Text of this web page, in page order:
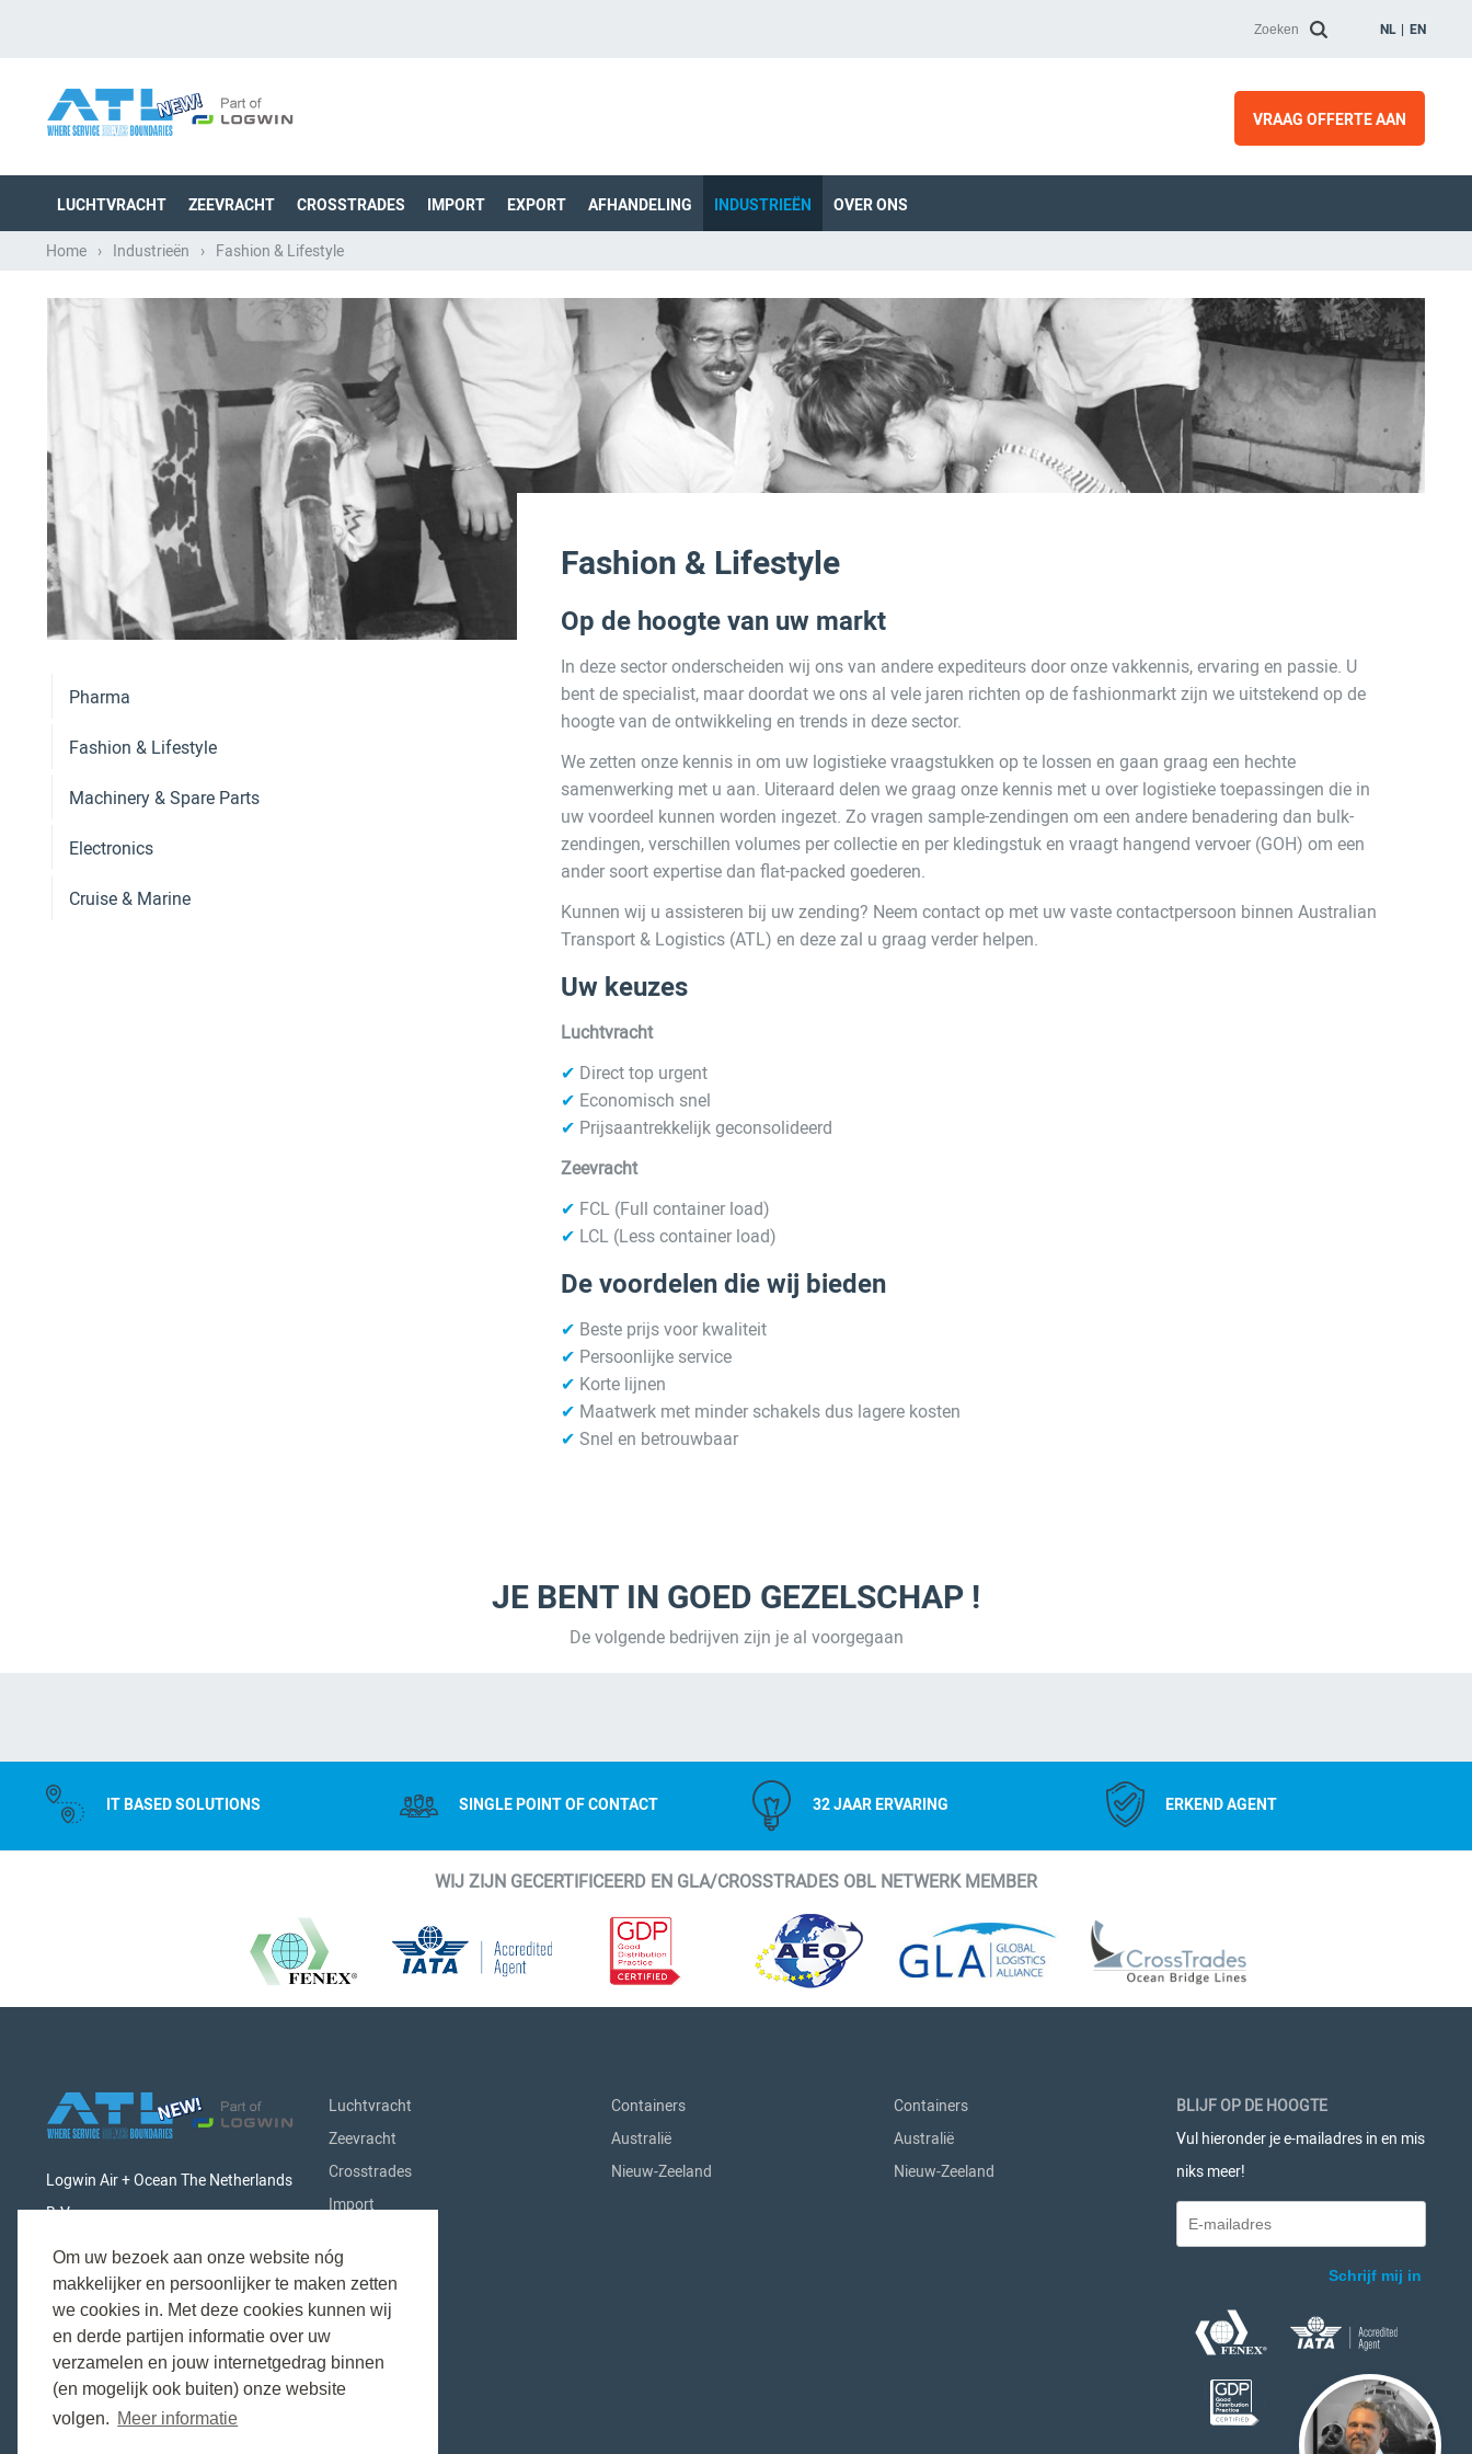
Om uw bezoek aan onze website nóg
makkelijker en persoonlijker te maken zetten
we cookies in. Met deze cookies kunnen wij
en derde partijen informatie over uw
verzamelen en jouw internetgedrag binnen
(en mogelijk ook buiten) onze website
volgen. Meer informatie
NL EN
VRAAG OFFERTE AAN
LUCHTVRACHT ZEEVRACHT CROSSTRADES IMPORT EXPORT AFHANDELING INDUSTRIEËN OVER ONS
Home › Industrieën › Fashion & Lifestyle
Pharma
Fashion & Lifestyle
Machinery & Spare Parts
Electronics
Cruise & Marine
Fashion & Lifestyle
Op de hoogte van uw markt
In deze sector onderscheiden wij ons van andere expediteurs door onze vakkennis, ervaring en passie. U
bent de specialist, maar doordat we ons al vele jaren richten op de fashionmarkt zijn we uitstekend op de
hoogte van de ontwikkeling en trends in deze sector.
We zetten onze kennis in om uw logistieke vraagstukken op te lossen en gaan graag een hechte
samenwerking met u aan. Uiteraard delen we graag onze kennis met u over logistieke toepassingen die in
uw voordeel kunnen worden ingezet. Zo vragen sample-zendingen om een andere benadering dan bulk-
zendingen, verschillen volumes per collectie en per kledingstuk en vraagt hangend vervoer (GOH) om een
ander soort expertise dan flat-packed goederen.
Kunnen wij u assisteren bij uw zending? Neem contact op met uw vaste contactpersoon binnen Australian
Transport & Logistics (ATL) en deze zal u graag verder helpen.
Uw keuzes
Luchtvracht
✔ Direct top urgent
✔ Economisch snel
✔ Prijsaantrekkelijk geconsolideerd
Zeevracht
✔ FCL (Full container load)
✔ LCL (Less container load)
De voordelen die wij bieden
✔ Beste prijs voor kwaliteit
✔ Persoonlijke service
✔ Korte lijnen
✔ Maatwerk met minder schakels dus lagere kosten
✔ Snel en betrouwbaar
JE BENT IN GOED GEZELSCHAP !
De volgende bedrijven zijn je al voorgegaan
IT BASED SOLUTIONS SINGLE POINT OF CONTACT 32 JAAR ERVARING ERKEND AGENT
WIJ ZIJN GECERTIFICEERD EN GLA/CROSSTRADES OBL NETWERK MEMBER
Logwin Air + Ocean The Netherlands
B.V.
Business Park
1175 RA Schiphol (Lijnden)
The Netherlands
Luchtvracht
Zeevracht
Crosstrades
Import
Afhandeling
Industrieën
Over Ons
Containers
Australië
Nieuw-Zeeland
Containers
Australië
Nieuw-Zeeland
BLIJF OP DE HOOGTE
Vul hieronder je e-mailadres in en mis
niks meer!